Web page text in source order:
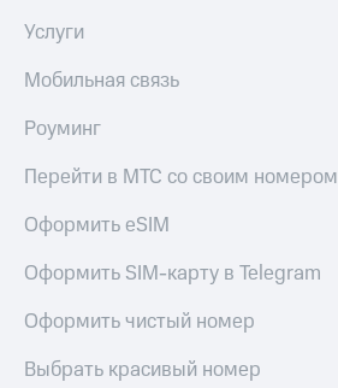
Услуги
Мобильная связь
Роуминг
Перейти в МТС со своим номером
Оформить eSIM
Оформить SIM-карту в Telegram
Оформить чистый номер
Выбрать красивый номер